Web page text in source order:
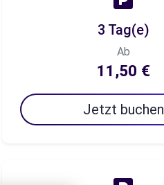
3 Tag(e)
Ab
11,50 €
Jetzt buchen